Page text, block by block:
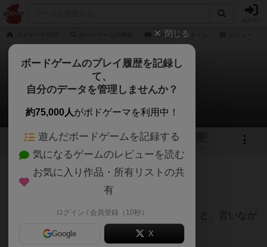
パーティー・タイム
パーティー・タイム
うらまこさんのレビュー
1 2
82名 1名 0 約1年前
「とりあえず脱いでから手番して下さい。」と、言いなが
ら昼間から酔っ払い達が遊んでました。
閉じる
ボードゲームのプレイ履歴を記録し
て、
自分のデータを管理しませんか？
約75,000人がボドゲーマを利用中！
遊んだボードゲームを記録する
気になるゲームのレビューを読む
お気に入り作品・所有リストの共
有
ログイン / 会員登録（10秒）
Google X